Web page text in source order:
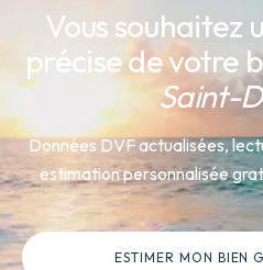
Vous souhaitez
précise de votre
Saint-
Données DVF actualisées,
estimation personnalisée
ESTIMER MON BIEN